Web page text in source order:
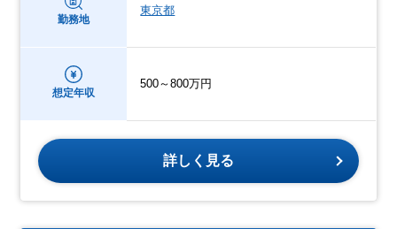
勤務地
東京都
想定年収
500～800万円
詳しく見る